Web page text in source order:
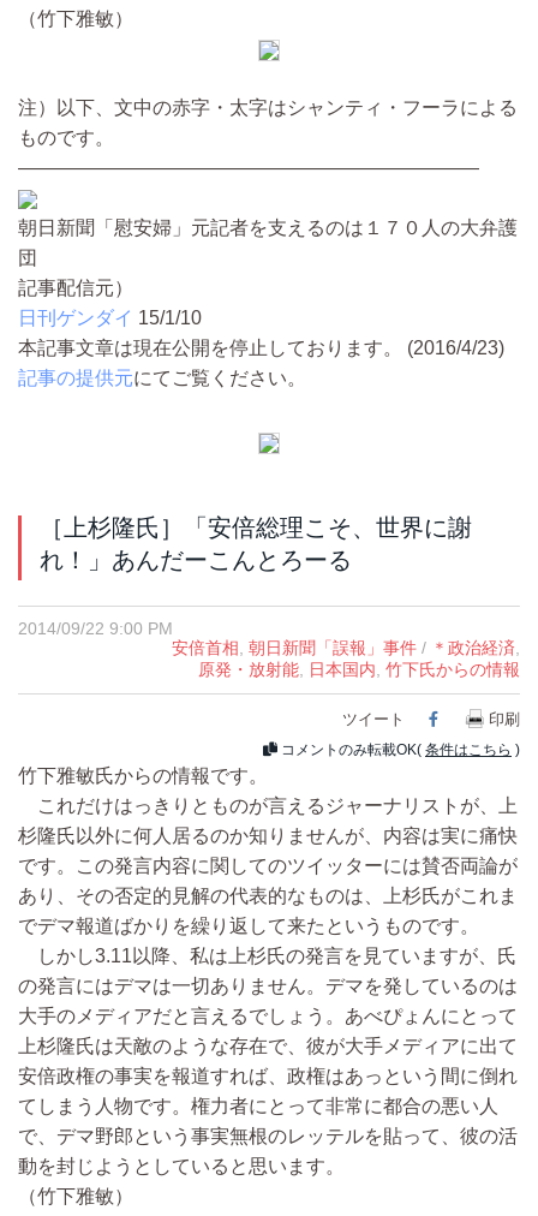
（竹下雅敏）
注）以下、文中の赤字・太字はシャンティ・フーラによる
ものです。
————————————————————————
朝日新聞「慰安婦」元記者を支えるのは１７０人の大弁護
団
記事配信元）
日刊ゲンダイ 15/1/10
本記事文章は現在公開を停止しております。 (2016/4/23)
記事の提供元にてご覧ください。
［上杉隆氏］「安倍総理こそ、世界に謝
れ！」あんだーこんとろーる
2014/09/22 9:00 PM
安倍首相 朝日新聞「誤報」事件 / ＊政治経済
原発・放射能
日本国内 竹下氏からの情報
ツイート Facebook
印刷
コメントのみ転載OK( 条件はこちら )
竹下雅敏氏からの情報です。
これだけはっきりとものが言えるジャーナリストが、上
杉隆氏以外に何人居るのか知りませんが、内容は実に痛快
です。この発言内容に関してのツイッターには賛否両論が
あり、その否定的見解の代表的なものは、上杉氏がこれま
でデマ報道ばかりを繰り返して来たというものです。
しかし3.11以降、私は上杉氏の発言を見ていますが、氏
の発言にはデマは一切ありません。デマを発しているのは
大手のメディアだと言えるでしょう。あべぴょんにとって
上杉隆氏は天敵のような存在で、彼が大手メディアに出て
安倍政権の事実を報道すれば、政権はあっという間に倒れ
てしまう人物です。権力者にとって非常に都合の悪い人
で、デマ野郎という事実無根のレッテルを貼って、彼の活
動を封じようとしていると思います。
（竹下雅敏）